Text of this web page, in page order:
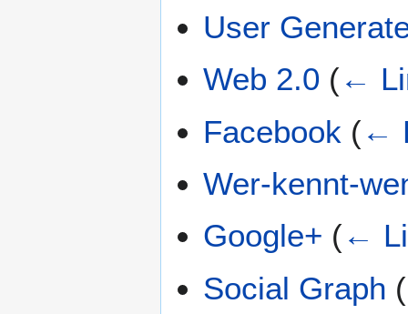
User
Web 2.0 (←
Facebook (←
Wer-kennt-
Google+ (←
Social Graph (